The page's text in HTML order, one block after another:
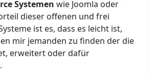
Systemen wie Joomla oder
dieser offenen und frei
ist es, dass es leicht ist,
mir jemanden zu finden der die
erweitert oder dafür